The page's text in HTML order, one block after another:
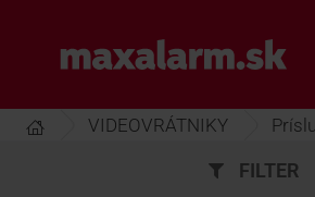
hlavnému
www.maxalarm.sk
VIDEOVRÁTNIKY
FILTER